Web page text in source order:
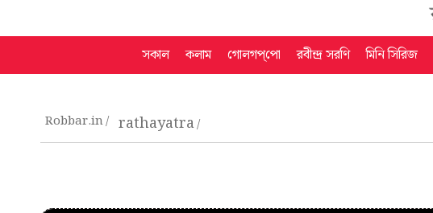
সকাল কলাম গোলগপ্‌পো রবীন্দ্র সরণি মিনি সিরিজ
Robbar.in rathayatra